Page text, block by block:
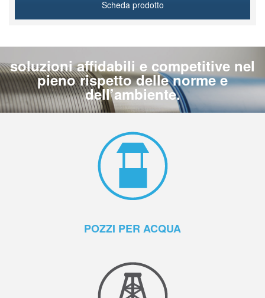
Scheda prodotto
soluzioni affidabili e competitive nel
pieno rispetto delle norme e
dell’ambiente.
POZZI PER ACQUA